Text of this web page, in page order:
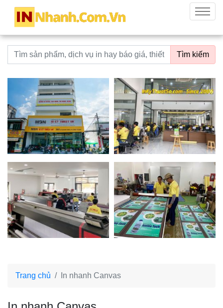
innhanh.com.vn
Menu
Từ khoá tìm kiếm Tìm kiếm
Trang chủ In nhanh Canvas